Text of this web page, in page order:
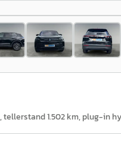
tellerstand 1.502 km, plug-in